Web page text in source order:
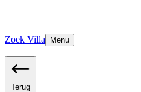
Zoek Villa Menu
Terug